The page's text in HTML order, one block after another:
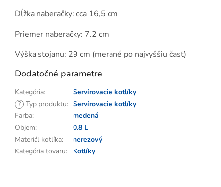
Dĺžka naberačky: cca 16,5 cm
Priemer naberačky: 7,2 cm
Výška stojanu: 29 cm (merané po najvyššiu časť)
Dodatočné parametre
Kategória:
Servírovacie kotlíky
? Typ produktu: Servírovacie kotlíky
Farba:
medená
Objem:
0.8 L
Materiál kotlíka:
nerezový
Kategória tovaru: Kotlíky
Z